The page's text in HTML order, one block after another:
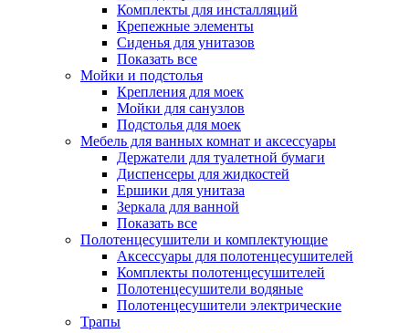
Комплекты для инсталляций
Крепежные элементы
Сиденья для унитазов
Показать все
Мойки и подстолья
Крепления для моек
Мойки для санузлов
Подстолья для моек
Мебель для ванных комнат и аксессуары
Держатели для туалетной бумаги
Диспенсеры для жидкостей
Ершики для унитаза
Зеркала для ванной
Показать все
Полотенцесушители и комплектующие
Аксессуары для полотенцесушителей
Комплекты полотенцесушителей
Полотенцесушители водяные
Полотенцесушители электрические
Трапы